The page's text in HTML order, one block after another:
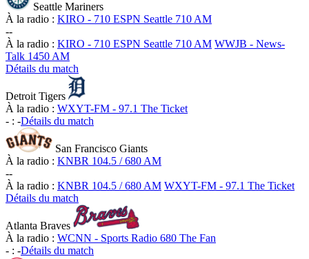
Seattle Mariners
À la radio : KIRO - 710 ESPN Seattle 710 AM
--
À la radio : KIRO - 710 ESPN Seattle 710 AM WWJB - News-
Talk 1450 AM
Détails du match
Detroit Tigers
À la radio : WXYT-FM - 97.1 The Ticket
- : -Détails du match
San Francisco Giants
À la radio : KNBR 104.5 / 680 AM
--
À la radio : KNBR 104.5 / 680 AM WXYT-FM - 97.1 The Ticket
Détails du match
Atlanta Braves
À la radio : WCNN - Sports Radio 680 The Fan
- : -Détails du match